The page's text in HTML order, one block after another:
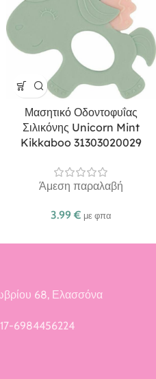
Μασητικό Οδοντοφυΐας
Σιλικόνης Unicorn Mint
Kikkaboo 31303020029
Άμεση παραλαβή
3.99 € με φπα
68, Ελασσόνα
6984456224